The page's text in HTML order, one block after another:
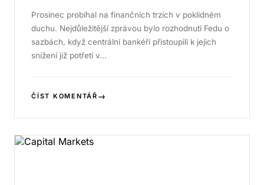
Prosinec probíhal na finančních trzích v poklidném
duchu. Nejdůležitější zprávou bylo rozhodnutí Fedu o
sazbách, když centrální bankéři přistoupili k jejich
snížení již potřetí v…
ČÍST KOMENTÁŘ →